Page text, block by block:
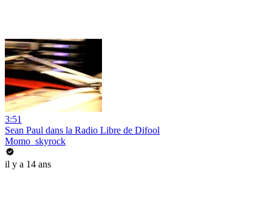
3:51
Sean Paul dans la Radio Libre de Difool
Momo_skyrock
il y a 14 ans